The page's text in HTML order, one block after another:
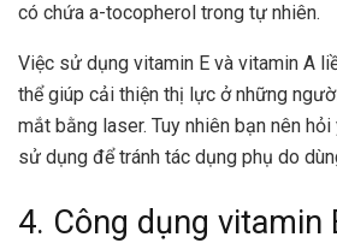
có chứa a-tocopherol trong tự nhiên.
Việc sử dụng vitamin E và vitamin A
thể giúp cải thiện thị lực ở những
mắt bằng laser. Tuy nhiên bạn nên
sử dụng để tránh tác dụng phụ do
4. Công dụng vitamin